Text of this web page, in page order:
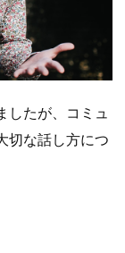
したが、コミュ
切な話し方につ